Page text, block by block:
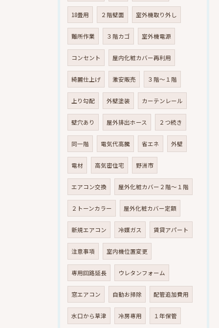
18畳用 ２階壁面 室外機取り外し
難所作業 ３階カゴ 室外機電源
コンセント 屋内化粧カバー再利用
綺麗仕上げ 激安販売 ３階～１階
上り勾配 外壁塗装 カーテンレール
壁穴あり 屋外排出ホース ２つ続き
同一階 電気代高騰 省エネ 外壁
電材 高気密住宅 野洲市
エアコン交換 屋外化粧カバー２階～１階
２トーンカラー 屋外化粧カバー定額
新規エアコン 冷媒ガス 賃貸アパート
注意事項 室内機位置変更
専用回路延長 ウレタンフォーム
窓エアコン 自動お掃除 配管追加費用
水口から草津 冷房専用 １年保管